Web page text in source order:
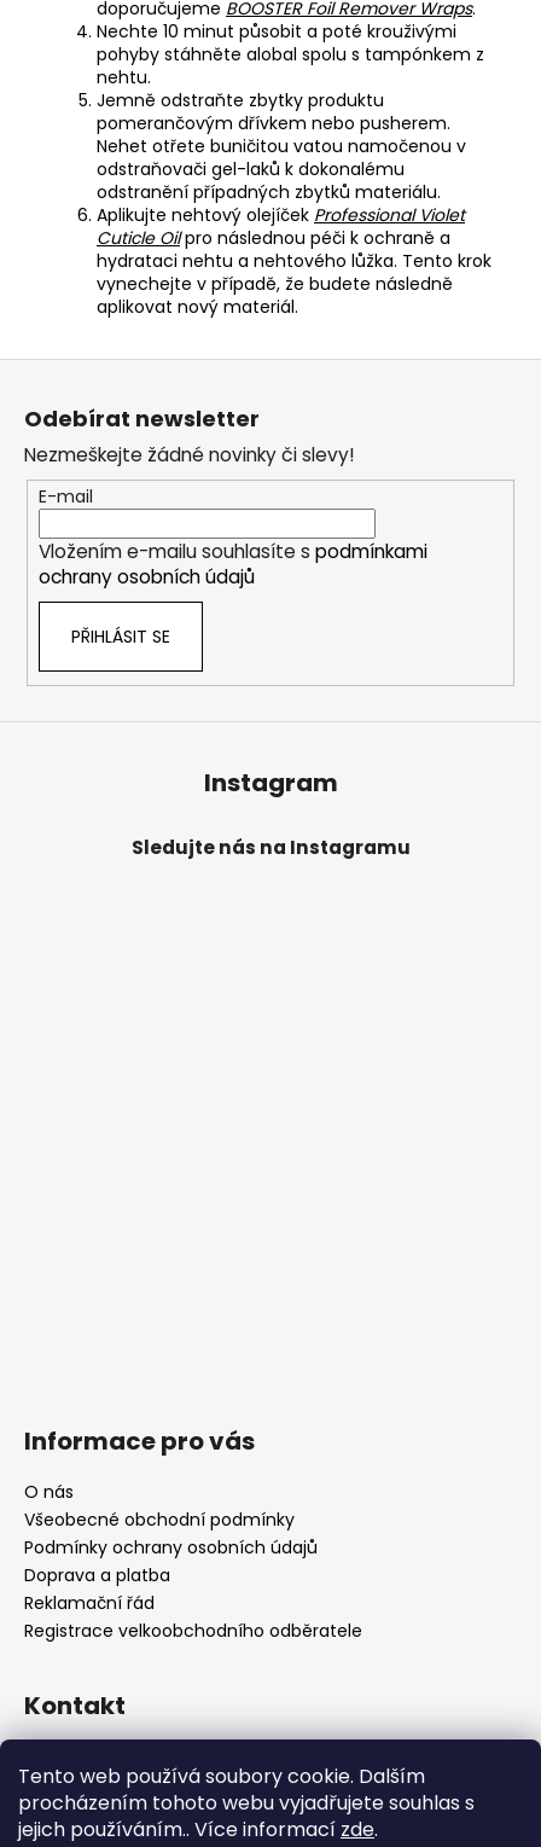
Tento web používá soubory cookie. Dalším
procházením tohoto webu vyjadřujete souhlas s
jejich používáním.. Více informací zde.
doporučujeme BOOSTER Foil Remover Wraps.
Nechte 10 minut působit a poté krouživými
pohyby stáhněte alobal spolu s tampónkem z
nehtu.
Jemně odstraňte zbytky produktu
pomerančovým dřívkem nebo pusherem.
Nehet otřete buničitou vatou namočenou v
odstraňovači gel-laků k dokonalému
odstranění případných zbytků materiálu.
Aplikujte nehtový olejíček Professional Violet
Cuticle Oilpro následnou péči k ochraně a
hydrataci nehtu a nehtového lůžka. Tento krok
vynechejte v případě, že budete následně
aplikovat nový materiál.
Z
Odebírat newsletter
Nezmeškejte žádné novinky či slevy!
E-mail
Vložením e-mailu souhlasíte s podmínkami
ochrany osobních údajů
PŘIHLÁSIT SE
Instagram
Sledujte nás na Instagramu
Informace pro vás
O nás
Všeobecné obchodní podmínky
Podmínky ochrany osobních údajů
Doprava a platba
Reklamační řád
Registrace velkoobchodního odběratele
Kontakt
+420222744000